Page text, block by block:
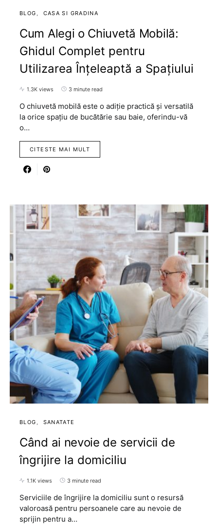
BLOG CASA SI GRADINA
Cum Alegi o Chiuvetă Mobilă:
Ghidul Complet pentru
Utilizarea Înțeleaptă a Spațiului
1.3K views 3 minute read
O chiuvetă mobilă este o adiție practică și versatilă
la orice spațiu de bucătărie sau baie, oferindu-vă
o…
CITESTE MAI MULT
BLOG SANATATE
Când ai nevoie de servicii de
îngrijire la domiciliu
1.1K views 3 minute read
Serviciile de îngrijire la domiciliu sunt o resursă
valoroasă pentru persoanele care au nevoie de
sprijin pentru a…